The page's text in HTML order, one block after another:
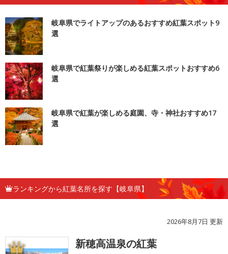
岐阜県でライトアップのあるおすすめ紅葉スポット9
選
岐阜県で紅葉祭りが楽しめる紅葉スポットおすすめ6
選
岐阜県で紅葉が楽しめる庭園、寺・神社おすすめ17
選
ランキングから紅葉名所を探す【岐阜県】
2026年8月7日 更新
1 新穂高温泉の紅葉